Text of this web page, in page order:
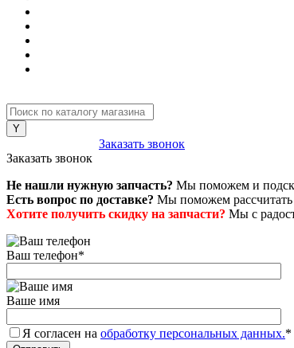
Заказать звонок
Заказать звонок
Не нашли нужную запчасть? Мы поможем и
Есть вопрос по доставке? Мы поможем рассчитать
Хотите получить скидку на запчасти? Мы с
Ваш телефон*
Ваше имя
Я согласен на обработку персональных данных.*